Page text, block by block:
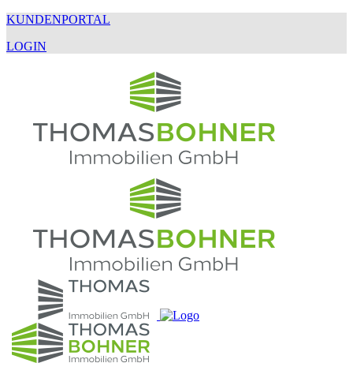
KUNDENPORTAL
LOGIN